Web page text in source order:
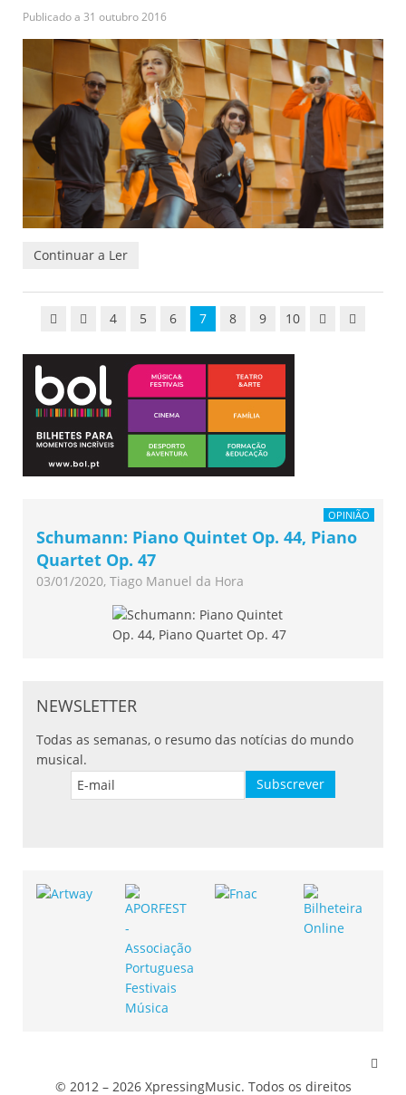
Publicado a 31 outubro 2016
Continuar a Ler
4 5 6 7 8 9 10
OPINIÃO
Schumann: Piano Quintet Op. 44, Piano
Quartet Op. 47
03/01/2020, Tiago Manuel da Hora
NEWSLETTER
Todas as semanas, o resumo das notícias do mundo
musical.
© 2012 – 2026 XpressingMusic. Todos os direitos